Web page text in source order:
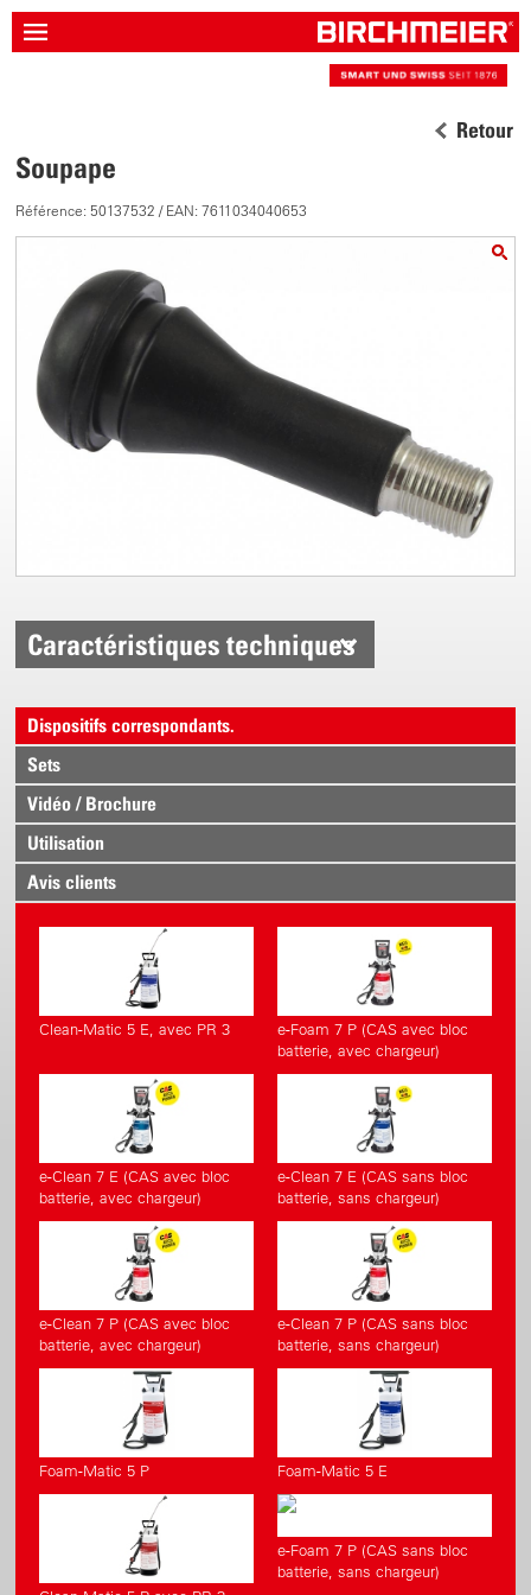
Retour
Soupape
Référence: 50137532 / EAN: 7611034040653
Caractéristiques techniques
Dispositifs correspondants.
Sets
Vidéo / Brochure
Utilisation
Avis clients
Clean-Matic 5 E, avec PR 3
e-Foam 7 P (CAS avec bloc
batterie, avec chargeur)
e-Clean 7 E (CAS avec bloc
batterie, avec chargeur)
e-Clean 7 E (CAS sans bloc
batterie, sans chargeur)
e-Clean 7 P (CAS avec bloc
batterie, avec chargeur)
e-Clean 7 P (CAS sans bloc
batterie, sans chargeur)
Foam-Matic 5 P Foam-Matic 5 E
e-Foam 7 P (CAS sans bloc
batterie, sans chargeur)